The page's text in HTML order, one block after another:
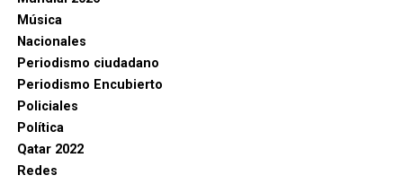
Música
Nacionales
Periodismo ciudadano
Periodismo Encubierto
Policiales
Política
Qatar 2022
Redes